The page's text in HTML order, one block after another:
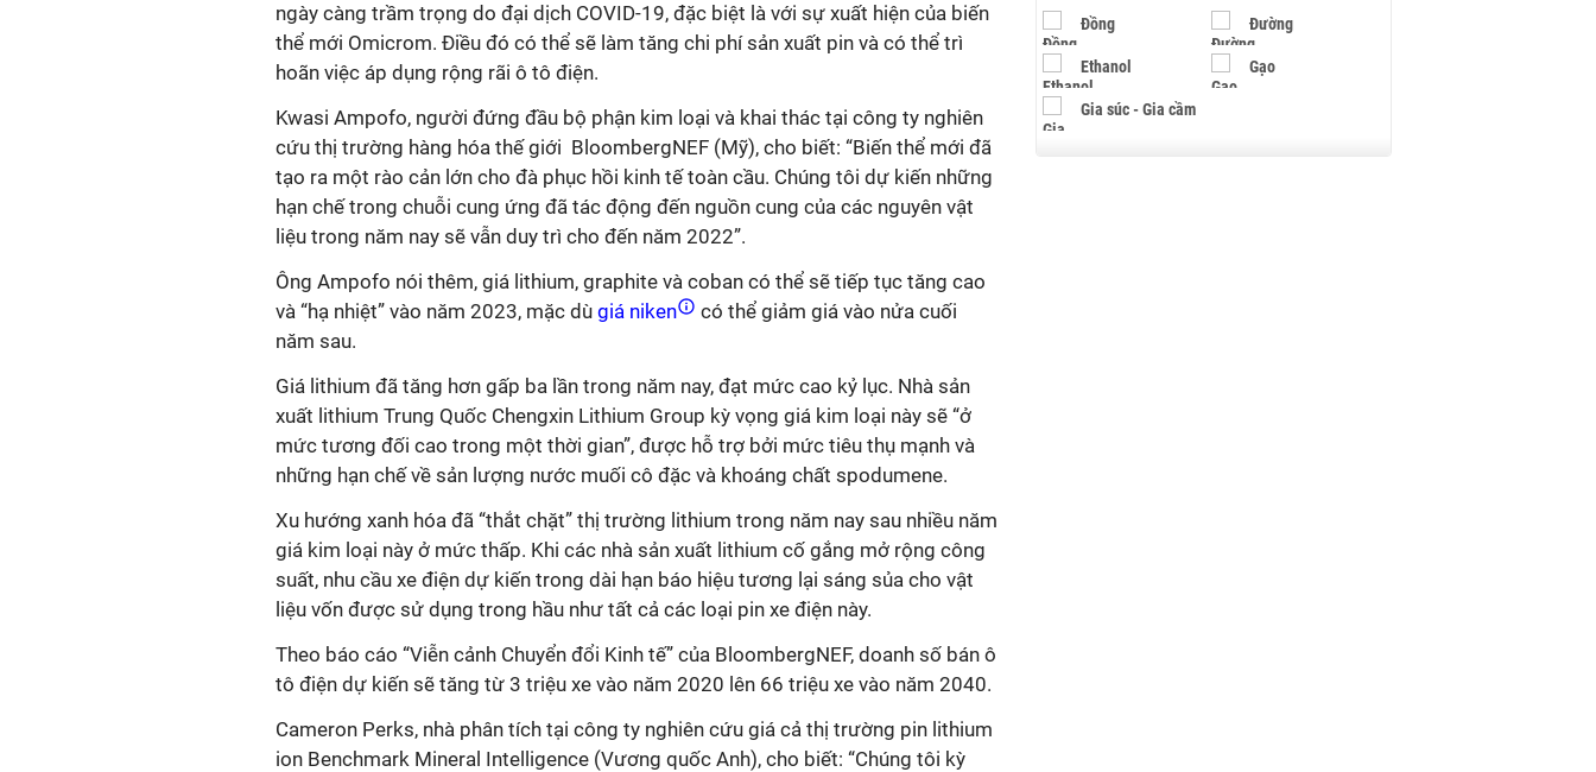
ngày càng trầm trọng do đại dịch COVID-19, đặc biệt là với sự xuất hiện của biến
thể mới Omicrom. Điều đó có thể sẽ làm tăng chi phí sản xuất pin và có thể trì
hoãn việc áp dụng rộng rãi ô tô điện.
Kwasi Ampofo, người đứng đầu bộ phận kim loại và khai thác tại công ty nghiên
cứu thị trường hàng hóa thế giới BloombergNEF (Mỹ), cho biết: “Biến thể mới đã
tạo ra một rào cản lớn cho đà phục hồi kinh tế toàn cầu. Chúng tôi dự kiến những
hạn chế trong chuỗi cung ứng đã tác động đến nguồn cung của các nguyên vật
liệu trong năm nay sẽ vẫn duy trì cho đến năm 2022”.
Ông Ampofo nói thêm, giá lithium, graphite và coban có thể sẽ tiếp tục tăng cao
và “hạ nhiệt” vào năm 2023, mặc dù giá niken
có thể giảm giá vào nửa cuối
năm sau.
Giá lithium đã tăng hơn gấp ba lần trong năm nay, đạt mức cao kỷ lục. Nhà sản
xuất lithium Trung Quốc Chengxin Lithium Group kỳ vọng giá kim loại này sẽ “ở
mức tương đối cao trong một thời gian”, được hỗ trợ bởi mức tiêu thụ mạnh và
những hạn chế về sản lượng nước muối cô đặc và khoáng chất spodumene.
Xu hướng xanh hóa đã “thắt chặt” thị trường lithium trong năm nay sau nhiều năm
giá kim loại này ở mức thấp. Khi các nhà sản xuất lithium cố gắng mở rộng công
suất, nhu cầu xe điện dự kiến trong dài hạn báo hiệu tương lại sáng sủa cho vật
liệu vốn được sử dụng trong hầu như tất cả các loại pin xe điện này.
Theo báo cáo “Viễn cảnh Chuyển đổi Kinh tế” của BloombergNEF, doanh số bán ô
tô điện dự kiến sẽ tăng từ 3 triệu xe vào năm 2020 lên 66 triệu xe vào năm 2040.
Cameron Perks, nhà phân tích tại công ty nghiên cứu giá cả thị trường pin lithium
ion Benchmark Mineral Intelligence (Vương quốc Anh), cho biết: “Chúng tôi kỳ
Đồng Đường
Ethanol Gạo
Gia súc - Gia cầm